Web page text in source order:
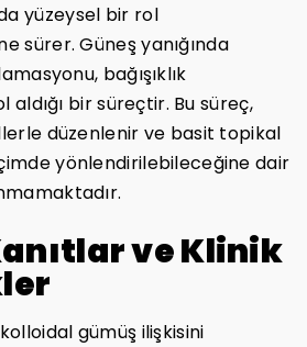
yüzeysel bir rol
sürer. Güneş yanığında
bağışıklık
bir süreçtir. Bu süreç,
düzenlenir ve basit topikal
yönlendirilebileceğine dair
ve Klinik
gümüş ilişkisini